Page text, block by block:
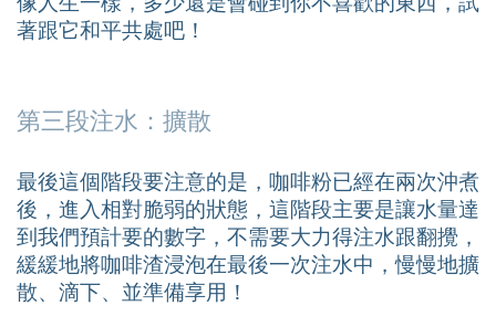
著跟它和平共處吧！
第三段注水：擴散
最後這個階段要注意的是，咖啡粉已經在兩次沖煮
後，進入相對脆弱的狀態，這階段主要是讓水量達
到我們預計要的數字，不需要大力得注水跟翻攪，
緩緩地將咖啡渣浸泡在最後一次注水中，慢慢地擴
散、滴下、並準備享用！